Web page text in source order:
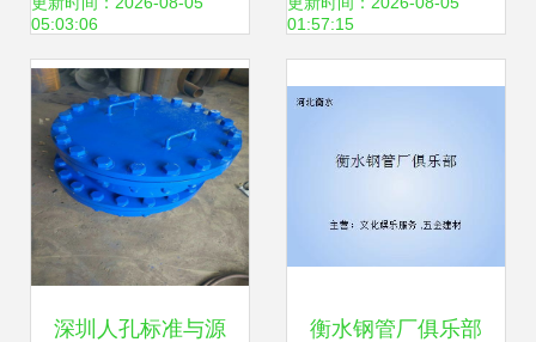
工业务暗藏风险
05:03:06
01:57:15
深圳人孔标准与源 衡水钢管厂俱乐部